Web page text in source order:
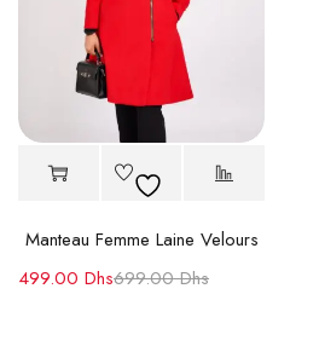
Manteau Femme Laine Velours
699.00Dhs
499.00 Dhs